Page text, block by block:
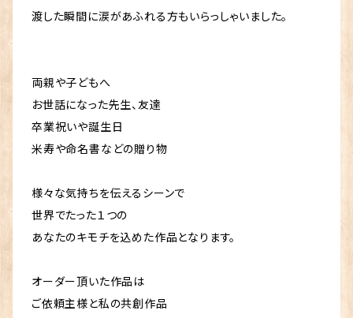
渡した瞬間に涙があふれる方もいらっしゃいました。
両親や子どもへ
お世話になった先生、友達
卒業祝いや誕生日
米寿や命名書などの贈り物
様々な気持ちを伝えるシーンで
世界でたった１つの
あなたのキモチを込めた作品となります。
オーダー頂いた作品は
ご依頼主様と私の共創作品